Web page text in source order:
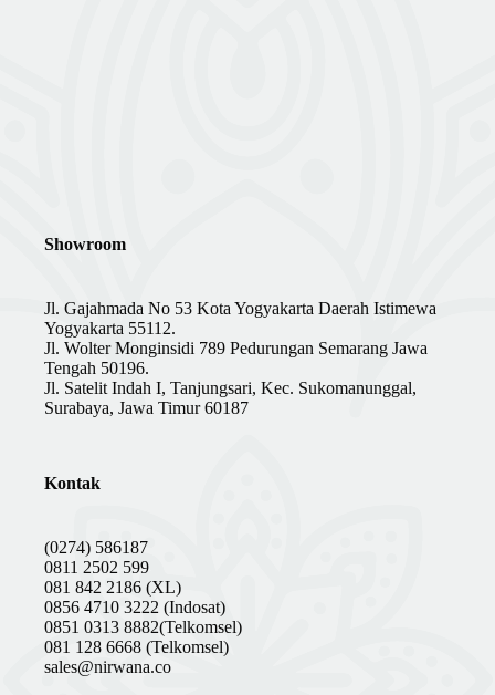
Showroom
Jl. Gajahmada No 53 Kota Yogyakarta Daerah Istimewa
Yogyakarta 55112.
Jl. Wolter Monginsidi 789 Pedurungan Semarang Jawa
Tengah 50196.
Jl. Satelit Indah I, Tanjungsari, Kec. Sukomanunggal,
Surabaya, Jawa Timur 60187
Kontak
(0274) 586187
0811 2502 599
081 842 2186 (XL)
0856 4710 3222 (Indosat)
0851 0313 8882(Telkomsel)
081 128 6668 (Telkomsel)
sales@nirwana.co